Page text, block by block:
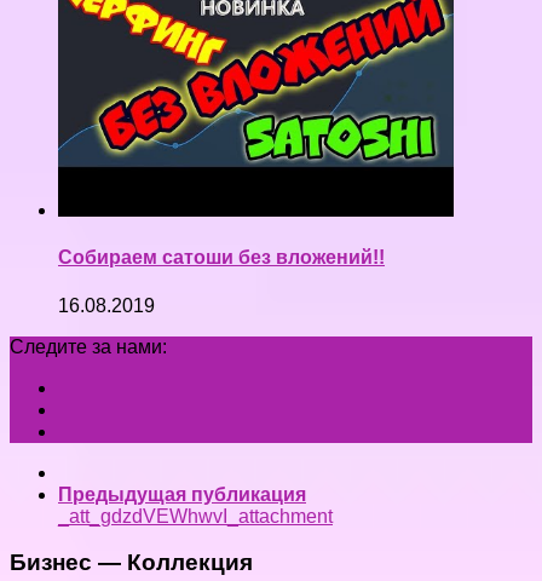
Собираем сатоши без вложений!!
16.08.2019
Следите за нами:
Предыдущая публикация
_att_gdzdVEWhwvI_attachment
Бизнес — Коллекция